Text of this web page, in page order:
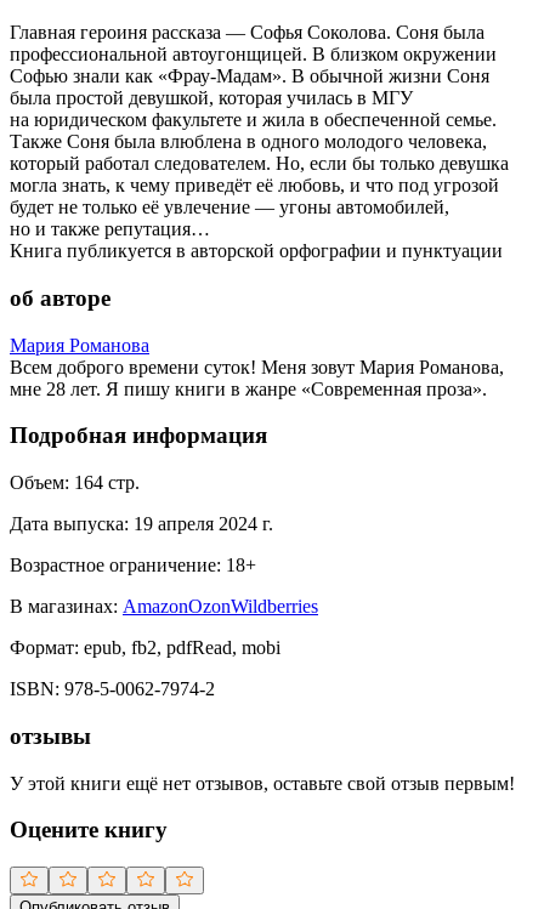
Главная героиня рассказа — Софья Соколова. Соня была
профессиональной автоугонщицей. В близком окружении
Софью знали как «Фрау-Мадам». В обычной жизни Соня
была простой девушкой, которая училась в МГУ
на юридическом факультете и жила в обеспеченной семье.
Также Соня была влюблена в одного молодого человека,
который работал следователем. Но, если бы только девушка
могла знать, к чему приведёт её любовь, и что под угрозой
будет не только её увлечение — угоны автомобилей,
но и также репутация…
Книга публикуется в авторской орфографии и пунктуации
об авторе
Мария Романова
Всем доброго времени суток! Меня зовут Мария Романова,
мне 28 лет. Я пишу книги в жанре «Современная проза».
Подробная информация
Объем: 164 стр.
Дата выпуска: 19 апреля 2024 г.
Возрастное ограничение: 18+
В магазинах: AmazonOzonWildberries
Формат: epub, fb2, pdfRead, mobi
ISBN: 978-5-0062-7974-2
отзывы
У этой книги ещё нет отзывов, оставьте свой отзыв первым!
Оцените книгу